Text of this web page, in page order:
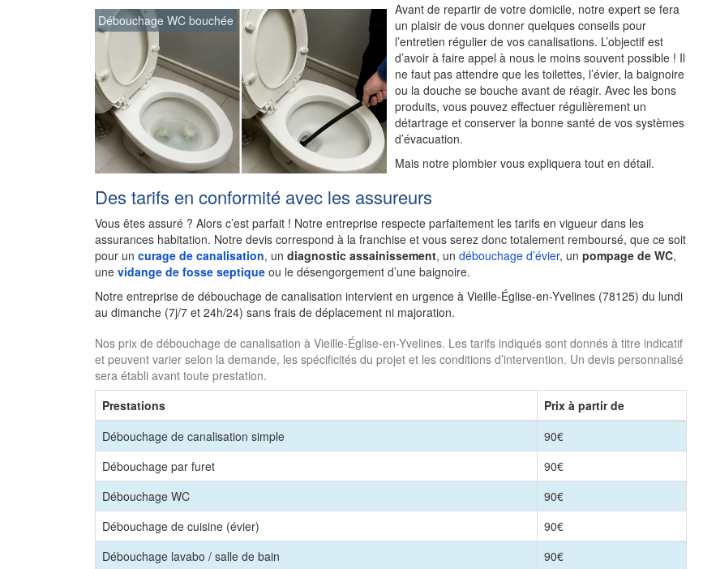
Débouchage WC bouchée
Avant de repartir de votre domicile, notre expert se fera
un plaisir de vous donner quelques conseils pour
l’entretien régulier de vos canalisations. L’objectif est
d’avoir à faire appel à nous le moins souvent possible ! Il
ne faut pas attendre que les toilettes, l’évier, la baignoire
ou la douche se bouche avant de réagir. Avec les bons
produits, vous pouvez effectuer régulièrement un
détartrage et conserver la bonne santé de vos systèmes
d’évacuation.
Mais notre plombier vous expliquera tout en détail.
Des tarifs en conformité avec les assureurs
Vous êtes assuré ? Alors c’est parfait ! Notre entreprise respecte parfaitement les tarifs en vigueur dans les
assurances habitation. Notre devis correspond à la franchise et vous serez donc totalement remboursé, que ce soit
pour un curage de canalisation, un diagnostic assainissement, un débouchage d’évier, un pompage de WC,
une vidange de fosse septique ou le désengorgement d’une baignoire.
Notre entreprise de débouchage de canalisation intervient en urgence à Vieille-Église-en-Yvelines (78125) du lundi
au dimanche (7j/7 et 24h/24) sans frais de déplacement ni majoration.
Nos prix de débouchage de canalisation à Vieille-Église-en-Yvelines. Les tarifs indiqués sont donnés à titre indicatif
et peuvent varier selon la demande, les spécificités du projet et les conditions d’intervention. Un devis personnalisé
sera établi avant toute prestation.
Prestations
Prix à partir de
Débouchage de canalisation simple
90€
Débouchage par furet
90€
Débouchage WC
90€
Débouchage de cuisine (évier)
90€
Débouchage lavabo / salle de bain
90€